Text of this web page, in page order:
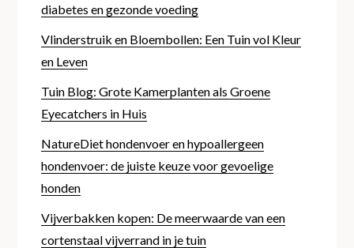
diabetes en gezonde voeding
Vlinderstruik en Bloembollen: Een Tuin vol Kleur
en Leven
Tuin Blog: Grote Kamerplanten als Groene
Eyecatchers in Huis
NatureDiet hondenvoer en hypoallergeen
hondenvoer: de juiste keuze voor gevoelige
honden
Vijverbakken kopen: De meerwaarde van een
cortenstaal vijverrand in je tuin